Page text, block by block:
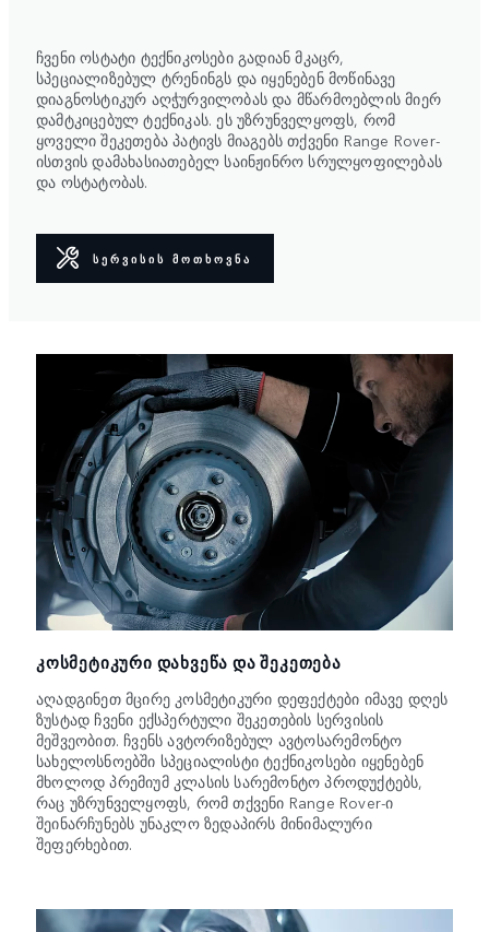
ჩვენი ოსტატი ტექნიკოსები გადიან მკაცრ,
სპეციალიზებულ ტრენინგს და იყენებენ მოწინავე
დიაგნოსტიკურ აღჭურვილობას და მწარმოებლის მიერ
დამტკიცებულ ტექნიკას. ეს უზრუნველყოფს, რომ
ყოველი შეკეთება პატივს მიაგებს თქვენი Range Rover-
ისთვის დამახასიათებელ საინჟინრო სრულყოფილებას
და ოსტატობას.
ᲡᲔᲠᲕᲘᲡᲘᲡ ᲛᲝᲗᲮᲝᲕᲜᲐ
ᲙᲝᲡᲛᲔᲢᲘᲙᲣᲠᲘ ᲓᲐᲮᲕᲔᲬᲐ ᲓᲐ ᲨᲔᲙᲔᲗᲔᲑᲐ
აღადგინეთ მცირე კოსმეტიკური დეფექტები იმავე დღეს
ზუსტად ჩვენი ექსპერტული შეკეთების სერვისის
მეშვეობით. ჩვენს ავტორიზებულ ავტოსარემონტო
სახელოსნოებში სპეციალისტი ტექნიკოსები იყენებენ
მხოლოდ პრემიუმ კლასის სარემონტო პროდუქტებს,
რაც უზრუნველყოფს, რომ თქვენი Range Rover-ი
შეინარჩუნებს უნაკლო ზედაპირს მინიმალური
შეფერხებით.